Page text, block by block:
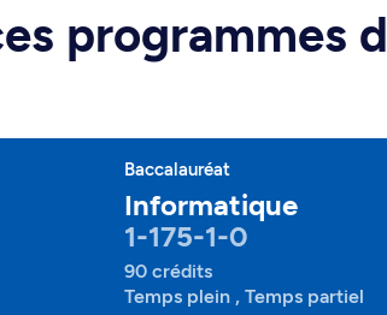
programmes
Baccalauréat
Informatique
1-175-1-0
90 crédits
Temps plein , Temps partiel